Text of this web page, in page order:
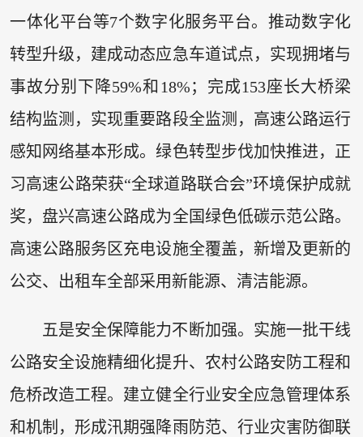
一体化平台等7个数字化服务平台。推动数字化
转型升级，建成动态应急车道试点，实现拥堵与
事故分别下降59%和18%；完成153座长大桥梁
结构监测，实现重要路段全监测，高速公路运行
感知网络基本形成。绿色转型步伐加快推进，正
习高速公路荣获“全球道路联合会”环境保护成就
奖，盘兴高速公路成为全国绿色低碳示范公路。
高速公路服务区充电设施全覆盖，新增及更新的
公交、出租车全部采用新能源、清洁能源。
五是安全保障能力不断加强。实施一批干线
公路安全设施精细化提升、农村公路安防工程和
危桥改造工程。建立健全行业安全应急管理体系
和机制，形成汛期强降雨防范、行业灾害防御联